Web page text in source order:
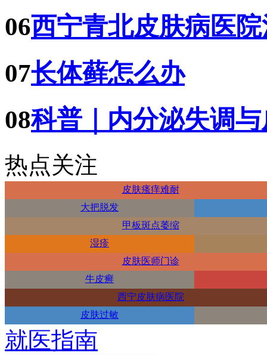
06西宁青北皮肤病医
07长体藓怎么办
08科普｜内分泌失调
热点关注
皮肤瘙痒难耐
大把脱发
甲板斑点萎缩
湿疹
皮肤医师门诊
牛皮癣
西宁皮肤病医院
皮肤过敏
就医指南